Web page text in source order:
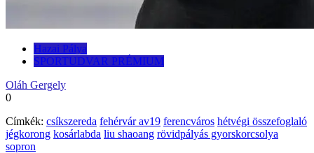
Hazai Pálya
SPORTUDVAR PRÉMIUM
Oláh Gergely
0
Címkék: csíkszereda fehérvár av19 ferencváros hétvégi összefoglaló
jégkorong kosárlabda liu shaoang rövidpályás gyorskorcsolya
sopron